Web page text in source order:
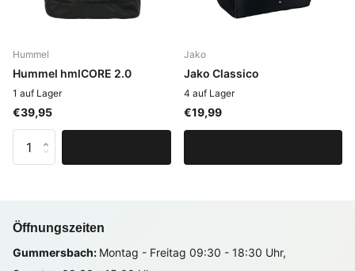
Hummel
Hummel hmlCORE 2.0
1 auf Lager
€39,95
Jako
Jako Classico
4 auf Lager
€19,99
Öffnungszeiten
Gummersbach: Montag - Freitag 09:30 - 18:30 Uhr,